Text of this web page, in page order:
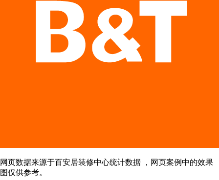
网页数据来源于百安居装修中心统计数据 ，网页案例中的效果
图仅供参考。